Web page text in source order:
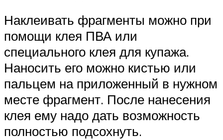
Наклеивать фрагменты можно при
помощи клея ПВА или
специального клея для купажа.
Наносить его можно кистью или
пальцем на приложенный в нужном
месте фрагмент. После нанесения
клея ему надо дать возможность
полностью подсохнуть.